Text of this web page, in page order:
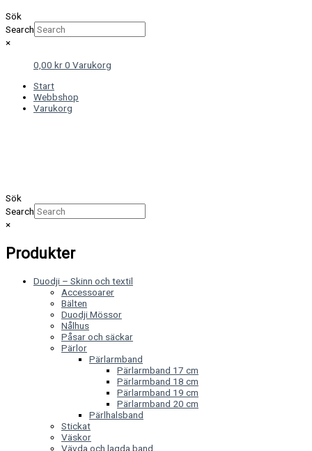
Sök
Search
×
0,00 kr0 Varukorg
Start
Webbshop
Varukorg
Sök
Search
×
Produkter
Duodji – Skinn och textil
Accessoarer
Bälten
Duodji Mössor
Nålhus
Påsar och säckar
Pärlor
Pärlarmband
Pärlarmband 17 cm
Pärlarmband 18 cm
Pärlarmband 19 cm
Pärlarmband 20 cm
Pärlhalsband
Stickat
Väskor
Vävda och lagda band